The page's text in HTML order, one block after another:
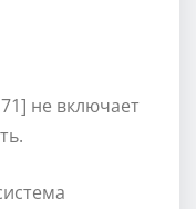
не включает